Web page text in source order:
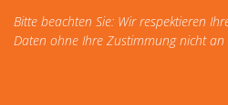
Bitte beachten Sie: Wir respektieren
Daten ohne Ihre Zustimmung nicht an